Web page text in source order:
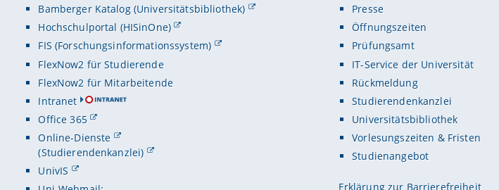
Bamberger Katalog (Universitätsbibliothek)
Hochschulportal (HISinOne)
FIS (Forschungsinformationssystem)
FlexNow2 für Studierende
FlexNow2 für Mitarbeitende
Intranet
Office 365
Online-Dienste
(Studierendenkanzlei)
UnivIS
Presse
Öffnungszeiten
Prüfungsamt
IT-Service der Universität
Rückmeldung
Studierendenkanzlei
Universitätsbibliothek
Vorlesungszeiten & Fristen
Studienangebot
Erklärung zur Barrierefreiheit